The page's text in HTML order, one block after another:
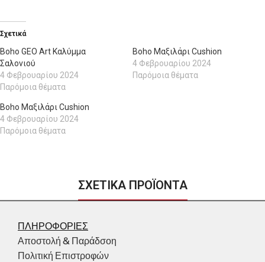
Σχετικά
Boho GEO Art Καλύμμα
Σαλονιού
4 Φεβρουαρίου 2024
Παρόμοια θέματα
Boho Μαξιλάρι Cushion
4 Φεβρουαρίου 2024
Παρόμοια θέματα
Boho Μαξιλάρι Cushion
4 Φεβρουαρίου 2024
Παρόμοια θέματα
ΣΧΕΤΙΚΑ ΠΡΟΪΟΝΤΑ
ΠΛΗΡΟΦΟΡΙΕΣ
Αποστολή & Παράδσοη
Πολιτική Επιστροφών